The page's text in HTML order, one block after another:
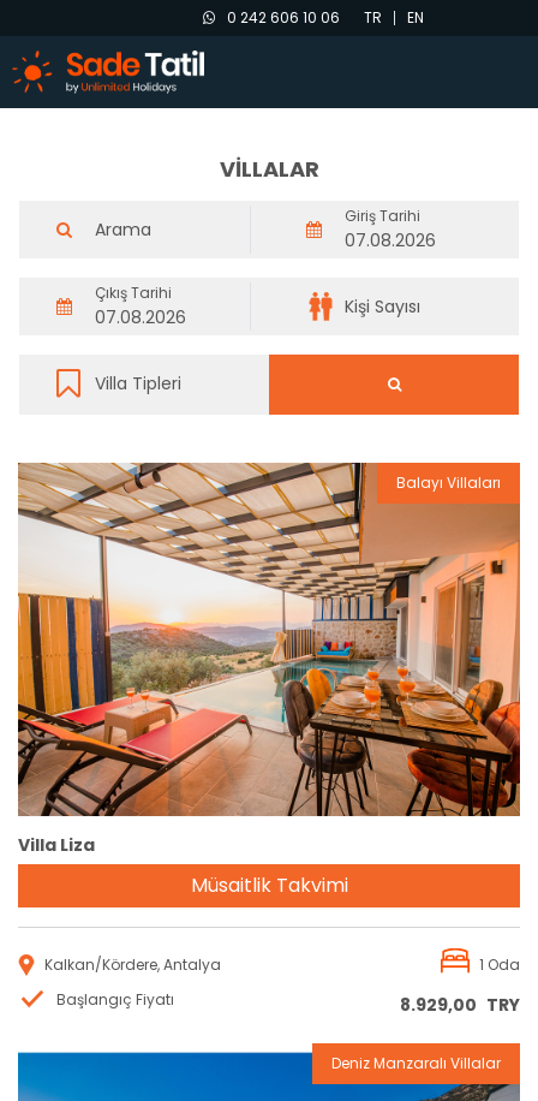
0 242 606 10 06 TR EN
VİLLALAR
Giriş Tarihi
Çıkış Tarihi
Rezervasyon
Balayı Villaları
Villa Liza
Müsaitlik Takvimi
Kalkan/Kördere, Antalya
1 Oda
Başlangıç Fiyatı
8.929,00 TRY
Deniz Manzaralı Villalar